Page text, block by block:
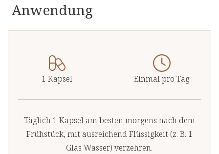
Anwendung
1 Kapsel Einmal pro Tag
Täglich 1 Kapsel am besten morgens nach dem
Frühstück, mit ausreichend Flüssigkeit (z. B. 1
Glas Wasser) verzehren.